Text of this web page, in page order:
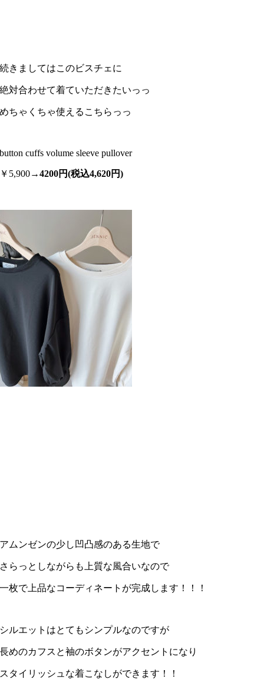
続きましてはこのビスチェに
絶対合わせて着ていただきたいっっ
めちゃくちゃ使えるこちらっっ
button cuffs volume sleeve pullover
￥5,900→4200円(税込4,620円)
アムンゼンの少し凹凸感のある生地で
さらっとしながらも上質な風合いなので
一枚で上品なコーディネートが完成します！！！
シルエットはとてもシンプルなのですが
長めのカフスと袖のボタンがアクセントになり
スタイリッシュな着こなしができます！！